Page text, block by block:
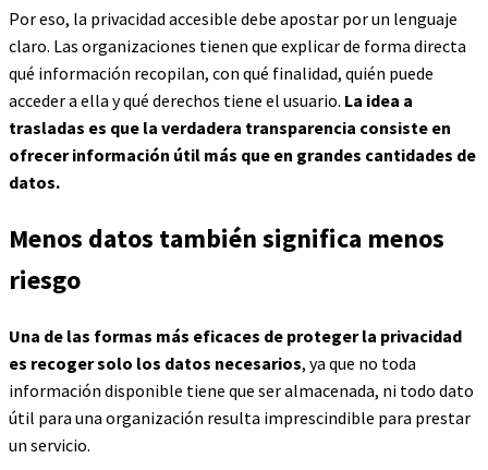
Por eso, la privacidad accesible debe apostar por un lenguaje
claro. Las organizaciones tienen que explicar de forma directa
qué información recopilan, con qué finalidad, quién puede
acceder a ella y qué derechos tiene el usuario. La idea a
trasladas es que la verdadera transparencia consiste en
ofrecer información útil más que en grandes cantidades de
datos.
Menos datos también significa menos
riesgo
Una de las formas más eficaces de proteger la privacidad
es recoger solo los datos necesarios, ya que no toda
información disponible tiene que ser almacenada, ni todo dato
útil para una organización resulta imprescindible para prestar
un servicio.